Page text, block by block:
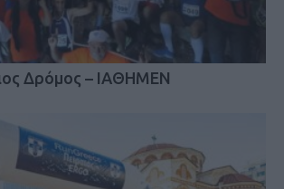
Δρόμος – ΙΑΘΗΜΕΝ